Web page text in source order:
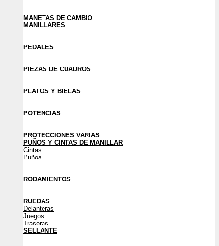
MANETAS DE CAMBIO
MANILLARES
PEDALES
PIEZAS DE CUADROS
PLATOS Y BIELAS
POTENCIAS
PROTECCIONES VARIAS
PUÑOS Y CINTAS DE MANILLAR
Cintas
Puños
RODAMIENTOS
RUEDAS
Delanteras
Juegos
Traseras
SELLANTE